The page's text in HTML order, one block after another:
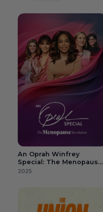
An Oprah Winfrey
Special: The Menopause
Revolution
2025